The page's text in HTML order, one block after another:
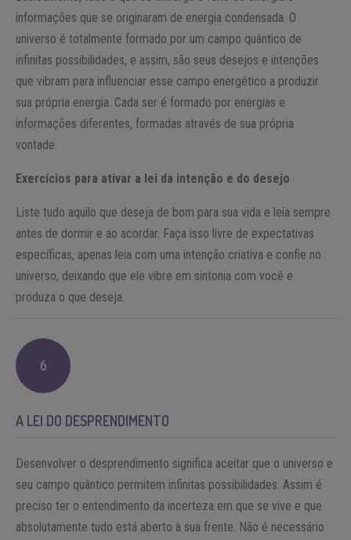
informações que se originaram de energia condensada. O
universo é totalmente formado por um campo quântico de
infinitas possibilidades, e assim, são seus desejos e intenções
que vibram para influenciar esse campo energético a produzir
sua própria energia. Cada ser é formado por energias e
informações diferentes, formadas através de sua própria
vontade.
Exercícios para ativar a lei da intenção e do desejo
Liste tudo aquilo que deseja de bom para sua vida e leia sempre
antes de dormir e ao acordar. Faça isso livre de expectativas
específicas, apenas leia com uma intenção criativa e confie no
universo, deixando que ele vibre em sintonia com você e
produza o que deseja.
6
A LEI DO DESPRENDIMENTO
Desenvolver o desprendimento significa aceitar que o universo e
seu campo quântico permitem infinitas possibilidades. Assim é
preciso ter o entendimento da incerteza em que se vive e que
absolutamente tudo está aberto à sua frente. Não é necessário